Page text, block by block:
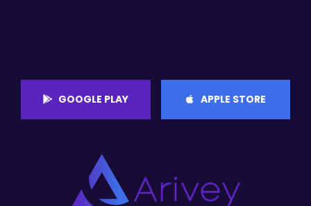
GOOGLE PLAY APPLE STORE